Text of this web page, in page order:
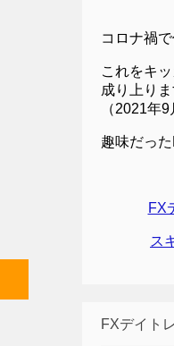
コロナ禍
これをキ
成り上りま
（2021年9
趣味だっ
FX
ス
FXデイト